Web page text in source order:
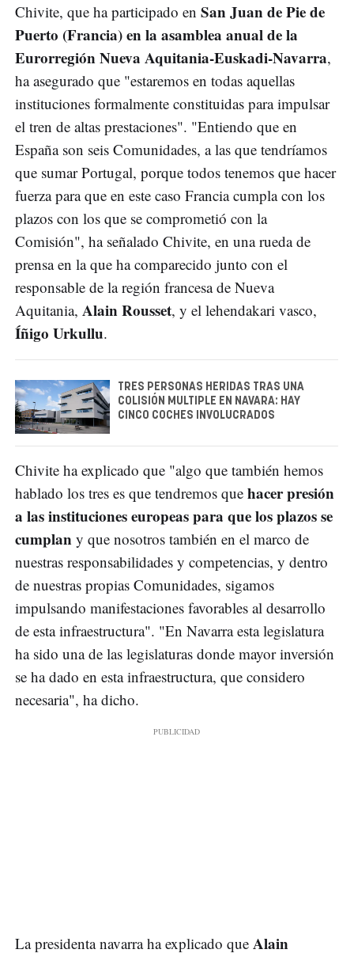
Chivite, que ha participado en San Juan de Pie de
Puerto (Francia) en la asamblea anual de la
Eurorregión Nueva Aquitania-Euskadi-Navarra,
ha asegurado que "estaremos en todas aquellas
instituciones formalmente constituidas para impulsar
el tren de altas prestaciones". "Entiendo que en
España son seis Comunidades, a las que tendríamos
que sumar Portugal, porque todos tenemos que hacer
fuerza para que en este caso Francia cumpla con los
plazos con los que se comprometió con la
Comisión", ha señalado Chivite, en una rueda de
prensa en la que ha comparecido junto con el
responsable de la región francesa de Nueva
Aquitania, Alain Rousset, y el lehendakari vasco,
Íñigo Urkullu.
TRES PERSONAS HERIDAS TRAS UNA
COLISIÓN MULTIPLE EN NAVARA: HAY
CINCO COCHES INVOLUCRADOS
Chivite ha explicado que "algo que también hemos
hablado los tres es que tendremos que hacer presión
a las instituciones europeas para que los plazos se
cumplan y que nosotros también en el marco de
nuestras responsabilidades y competencias, y dentro
de nuestras propias Comunidades, sigamos
impulsando manifestaciones favorables al desarrollo
de esta infraestructura". "En Navarra esta legislatura
ha sido una de las legislaturas donde mayor inversión
se ha dado en esta infraestructura, que considero
necesaria", ha dicho.
La presidenta navarra ha explicado que Alain